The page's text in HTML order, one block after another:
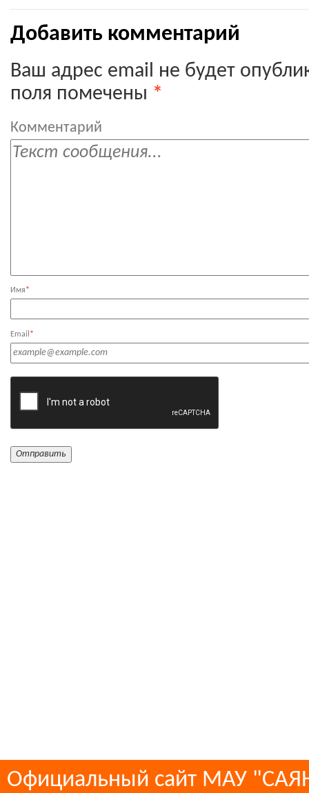
Добавить комментарий
Ваш адрес email не будет
поля помечены *
Комментарий
Имя*
Email *
Официальный сайт МАУ